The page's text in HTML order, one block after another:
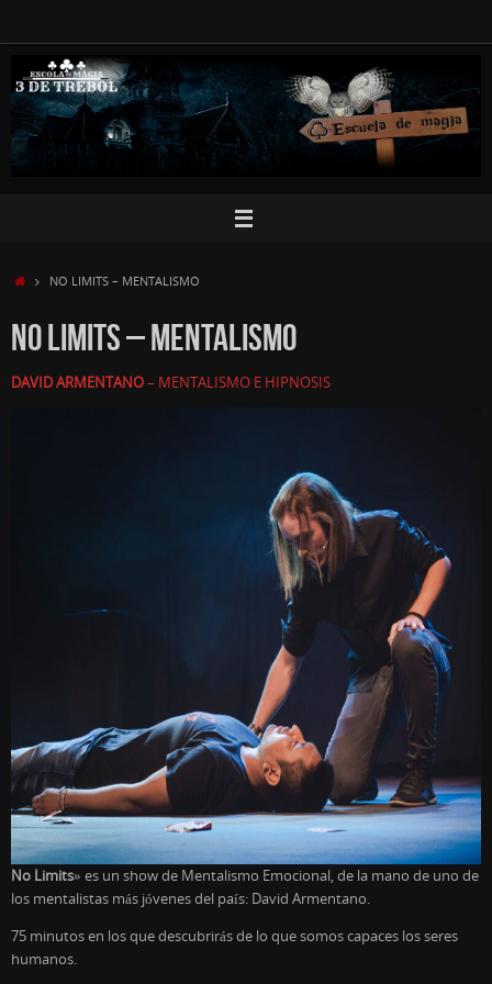
contenido
INICIONO LIMITS – MENTALISMO
NO LIMITS – MENTALISMO
DAVID ARMENTANO– MENTALISMO E HIPNOSIS
No Limits» es un show de Mentalismo Emocional, de la mano de uno de
los mentalistas más jóvenes del país: David Armentano.
75 minutos en los que descubrirás de lo que somos capaces los seres
humanos.